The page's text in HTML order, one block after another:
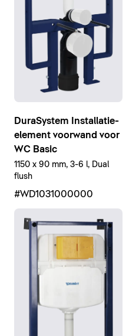
DuraSystem Installatie-
element voorwand voor
WC Basic
1150 x 90 mm, 3-6 l, Dual
flush
#WD1031000000